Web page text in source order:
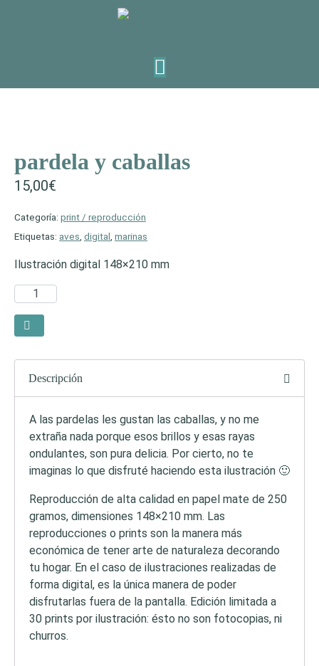
pardela y caballas
15,00€
Categoría: print / reproducción
Etiquetas: aves digital marinas
Ilustración digital 148×210 mm
Descripción
A las pardelas les gustan las caballas, y no me
extraña nada porque esos brillos y esas rayas
ondulantes, son pura delicia. Por cierto, no te
imaginas lo que disfruté haciendo esta ilustración 🙂
Reproducción de alta calidad en papel mate de 250
gramos, dimensiones 148×210 mm. Las
reproducciones o prints son la manera más
económica de tener arte de naturaleza decorando
tu hogar. En el caso de ilustraciones realizadas de
forma digital, es la única manera de poder
disfrutarlas fuera de la pantalla. Edición limitada a
30 prints por ilustración: ésto no son fotocopias, ni
churros.